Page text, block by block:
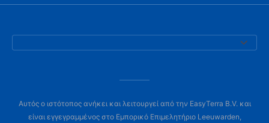
Αυτός ο ιστότοπος ανήκει και λειτουργεί από την EasyTerra B.V. και
είναι εγγεγραμμένος στο Εμπορικό Επιμελητήριο Leeuwarden,